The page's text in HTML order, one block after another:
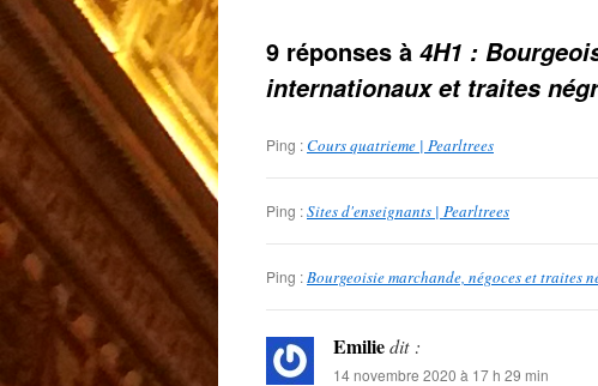
9 réponses à 4H1 :
internationaux et traites
Ping :Cours quatrieme | Pearltrees
Ping :Sites d'enseignants | Pearltrees
Ping :Bourgeoisie marchande, négoces et traites
Emiliedit :
14 novembre 2020 à 17 h 29 min